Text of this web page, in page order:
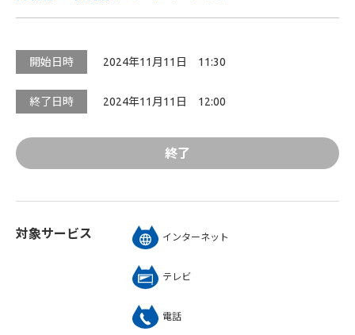
開始日時 2024年11月11日 11:30
終了日時 2024年11月11日 12:00
終了
対象サービス インターネット
テレビ
電話